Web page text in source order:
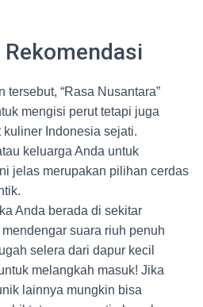
tersebut, “Rasa Nusantara”
mengisi perut tetapi juga
Indonesia sejati.
keluarga Anda untuk
jelas merupakan pilihan cerdas
Anda berada di sekitar
suara riuh penuh
selera dari dapur kecil
melangkah masuk! Jika
lainnya mungkin bisa